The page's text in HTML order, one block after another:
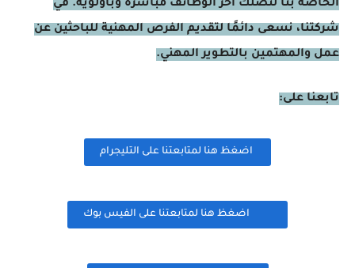
الخاصة بنا لتصلك آخر الوظائف مباشرة وبأولوية. في
شركتنا، نسعى دائمًا لتقديم الفرص المهنية للباحثين عن
عمل والمهتمين بالتطوير المهني.
تابعنا على:
اضغظ هنا لمتابعتنا على التليجرام
اضغظ هنا لمتابعتنا على الفيس بوك